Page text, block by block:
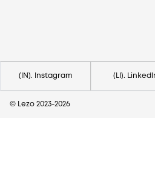
(IN). Instagram (LI).
© Lezo 2023-2026